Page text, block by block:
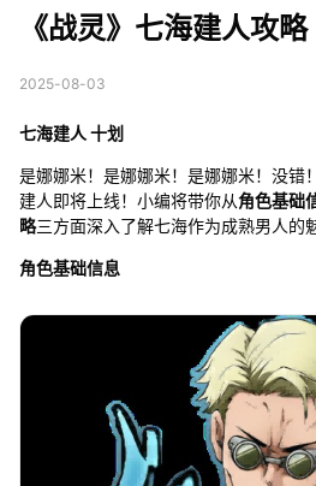
《战灵》七海建人攻略
2025-08-03
七海建人 十划
是娜娜米！是娜娜米！是娜娜米！没错
建人即将上线！小编将带你从角色基础
略三方面深入了解七海作为成熟男人的
角色基础信息